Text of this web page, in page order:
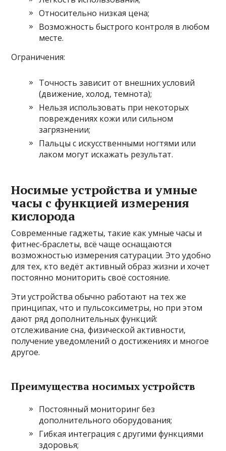
Относительно низкая цена;
Возможность быстрого контроля в любом
месте.
Ограничения:
Точность зависит от внешних условий
(движение, холод, темнота);
Нельзя использовать при некоторых
повреждениях кожи или сильном
загрязнении;
Пальцы с искусственными ногтями или
лаком могут искажать результат.
Носимые устройства и умные
часы с функцией измерения
кислорода
Современные гаджеты, такие как умные часы и
фитнес-браслеты, всё чаще оснащаются
возможностью измерения сатурации. Это удобно
для тех, кто ведёт активный образ жизни и хочет
постоянно мониторить своё состояние.
Эти устройства обычно работают на тех же
принципах, что и пульсоксиметры, но при этом
дают ряд дополнительных функций:
отслеживание сна, физической активности,
получение уведомлений о достижениях и многое
другое.
Преимущества носимых устройств
Постоянный мониторинг без
дополнительного оборудования;
Гибкая интеграция с другими функциями
здоровья;